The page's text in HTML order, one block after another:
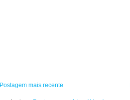
Postagem mais recente